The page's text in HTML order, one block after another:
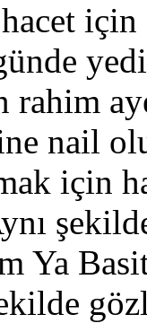
için
rahim
nail
için
Ya